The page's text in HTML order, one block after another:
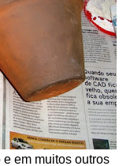
em muitos outros